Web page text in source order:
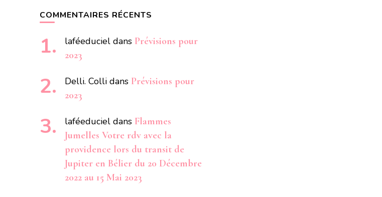
COMMENTAIRES RÉCENTS
laféeduciel dans Prévisions pour
2023
Delli. Colli dans Prévisions pour
2023
laféeduciel dans Flammes
Jumelles Votre rdv avec la
providence lors du transit de
Jupiter en Bélier du 20 Décembre
2022 au 15 Mai 2023